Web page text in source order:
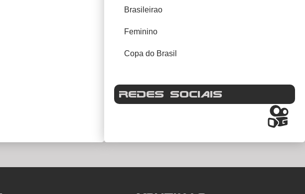
Brasileirao
Feminino
Copa do Brasil
REDES SOCIAIS